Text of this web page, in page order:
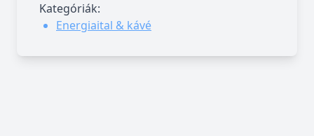
Kategóriák:
Energiaital & kávé